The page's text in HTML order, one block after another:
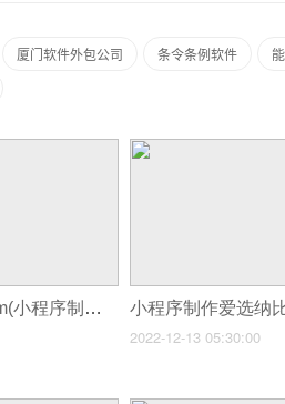
厦门软件外包公司 条令条例软件
小程序制作szyam(小程序制作时间一般是多久)
2022-12-13 05:30:00